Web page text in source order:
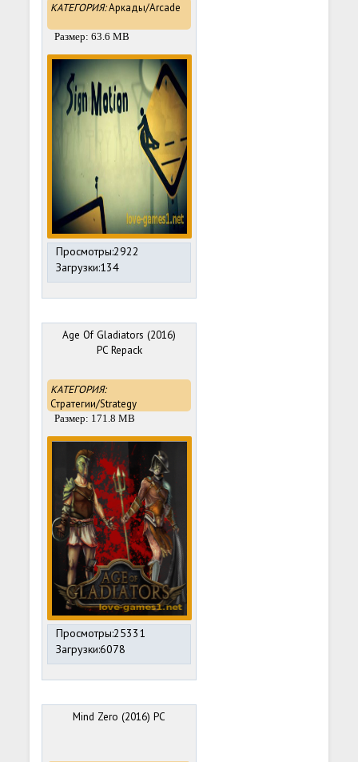
КАТЕГОРИЯ:Аркады/Arcade
Размер: 63.6 MB
Просмотры:2922
Загрузки:134
Age Of Gladiators (2016)
PC Repack
КАТЕГОРИЯ:
Стратегии/Strategy
Размер: 171.8 MB
Просмотры:25331
Загрузки:6078
Mind Zero (2016) PC